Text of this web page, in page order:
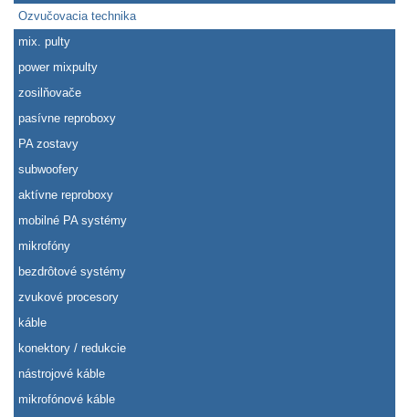
Ozvučovacia technika
mix. pulty
power mixpulty
zosilňovače
pasívne reproboxy
PA zostavy
subwoofery
aktívne reproboxy
mobilné PA systémy
mikrofóny
bezdrôtové systémy
zvukové procesory
káble
konektory / redukcie
nástrojové káble
mikrofónové káble